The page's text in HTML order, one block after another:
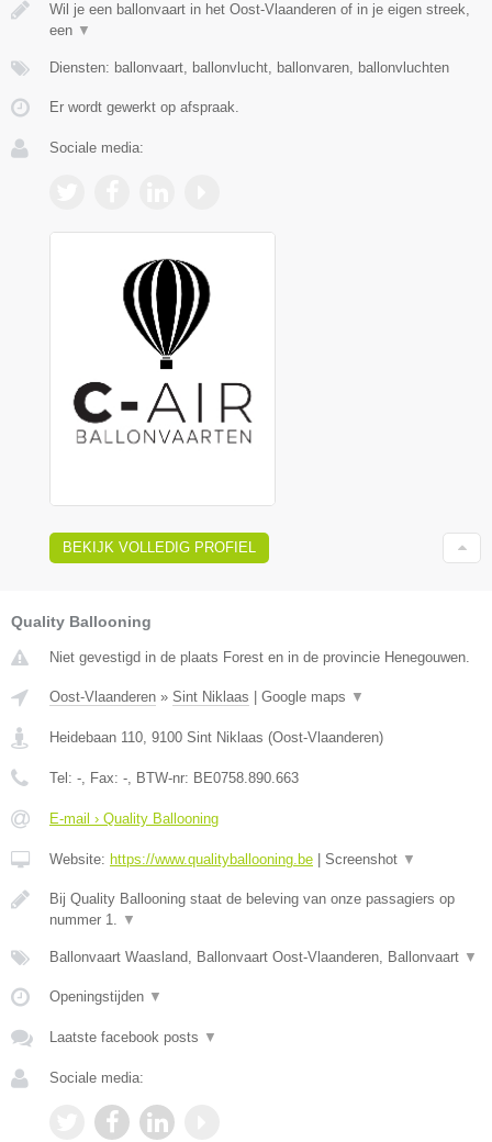
Wil je een ballonvaart in het Oost-Vlaanderen of in je eigen streek,
een ▼
Diensten: ballonvaart, ballonvlucht, ballonvaren, ballonvluchten
Er wordt gewerkt op afspraak.
Sociale media:
BEKIJK VOLLEDIG PROFIEL
Quality Ballooning
Niet gevestigd in de plaats Forest en in de provincie Henegouwen.
Oost-Vlaanderen » Sint Niklaas Google maps ▼
Heidebaan 110 9100 Sint Niklaas (Oost-Vlaanderen)
Tel: - , Fax: - , BTW-nr: BE0758.890.663
E-mail › Quality Ballooning
Website: https://www.qualityballooning.be Screenshot ▼
Bij Quality Ballooning staat de beleving van onze passagiers op
nummer 1.
▼
Ballonvaart Waasland, Ballonvaart Oost-Vlaanderen, Ballonvaart ▼
Openingstijden ▼
Laatste facebook posts ▼
Sociale media: